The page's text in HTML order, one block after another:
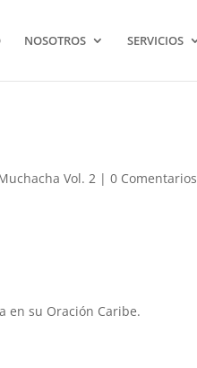
NOSOTROS SERVICIOS
Vol. 2 |0 Comentarios
en su Oración Caribe.